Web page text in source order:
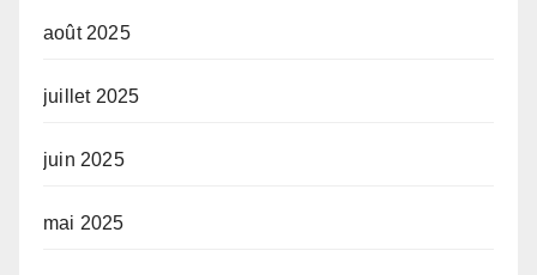
août 2025
juillet 2025
juin 2025
mai 2025